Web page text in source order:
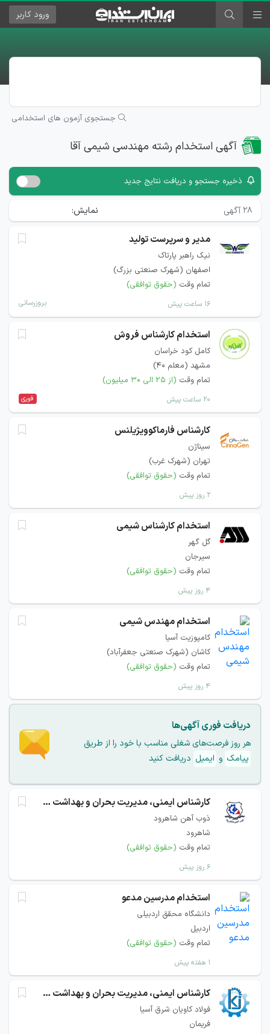
ورود کاربر
جستجوی آزمون های استخدامی
آگهی استخدام رشته مهندسی شیمی آقا
ذخیره جستجو و دریافت نتایج جدید
۲۸ آگهی نمایش:
مدیر و سرپرست تولید
نیک راهبر پارتاک
اصفهان (شهرک صنعتی بزرگ)
تمام وقت (حقوق توافقی)
۱۶ ساعت پیش بروزرسانی
استخدام کارشناس فروش
کامل کود خراسان
مشهد (معلم 40)
تمام وقت (از ۲۵ الی ۳۰ میلیون)
۲۰ ساعت پیش فوری
کارشناس فارماکوویژیلنس
سیناژن
تهران (شهرک غرب)
تمام وقت (حقوق توافقی)
۲ روز پیش
استخدام کارشناس شیمی
گل گهر
سیرجان
تمام وقت (حقوق توافقی)
۴ روز پیش
استخدام مهندس شیمی
کامپوزیت آسیا
کاشان (شهرک صنعتی جعفرآباد)
تمام وقت (حقوق توافقی)
۴ روز پیش
دریافت فوری آگهی‌ها
هر روز فرصت‌های شغلی مناسب با خود را از طریق
پیامک و ایمیل دریافت کنید
کارشناس ایمنی، مدیریت بحران و بهداشت حرفه ای نیروگاه
ذوب آهن شاهرود
شاهرود
تمام وقت (حقوق توافقی)
۶ روز پیش
استخدام مدرسین مدعو
دانشگاه محقق اردبیلی
اردبیل
تمام وقت (حقوق توافقی)
۱ هفته پیش
کارشناس ایمنی، مدیریت بحران و بهداشت حرفه ای نیروگاه
فولاد کاویان شرق آسیا
فریمان